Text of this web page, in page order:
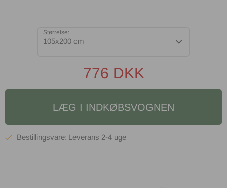
Størrelse:
105x200 cm
776 DKK
LÆG I INDKØBSVOGNEN
2-4 uge